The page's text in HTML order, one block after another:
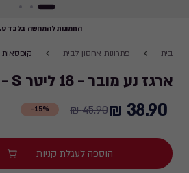
בית פתרונות אחסון לבית קופסאות
ארגז נע מובר - 18 ליטר S - שקוף\לבן
Price
45.90
₪
38.90 ₪
45.90 ₪
15%-
הוספה לעגלת קניות
התמונות להמחשה בלבד